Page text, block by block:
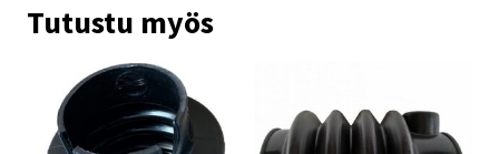
Tutustu myös